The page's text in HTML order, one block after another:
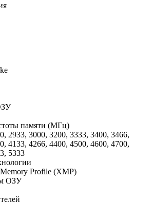
памяти (МГц)
2933, 3000, 3200, 3333, 3400, 3466,
4133, 4266, 4400, 4500, 4600, 4700,
5333
Profile (XMP)
ОЗУ